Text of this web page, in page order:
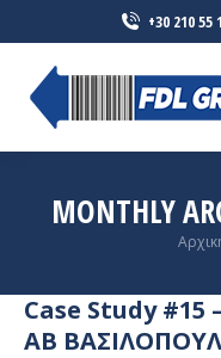
+30 210 55
MONTHLY
You
Case Study #15
ΑΒ